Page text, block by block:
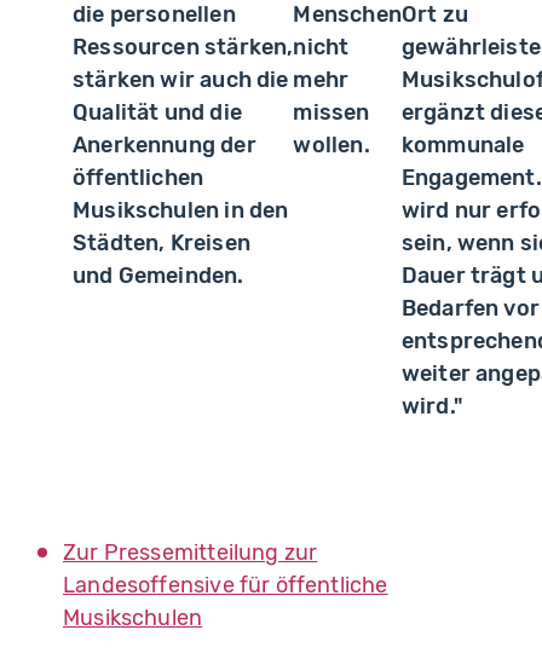
die personellen
Ressourcen stärken,
stärken wir auch die
Qualität und die
Anerkennung der
öffentlichen
Musikschulen in den
Städten, Kreisen
und Gemeinden.
Menschen
nicht
mehr
missen
wollen.
Ort zu
ergänzt
kommunale
wird nur
sein, wenn
Dauer trägt
Bedarfen
weiter
wird."
Zur Pressemitteilung zur
Landesoffensive für öffentliche
Musikschulen